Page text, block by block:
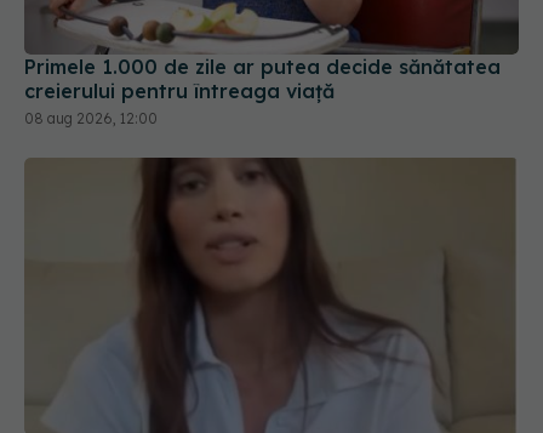
Primele 1.000 de zile ar putea decide sănătatea
creierului pentru întreaga viață
08 aug 2026, 12:00